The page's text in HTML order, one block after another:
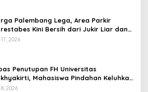
Palembang Lega, Area Parkir
Kini Bersih dari Jukir Liar dan
2026
Penutupan FH Universitas
Mahasiswa Pindahan Keluhkan
Ruwet di Universitas Tamansiswa
2026